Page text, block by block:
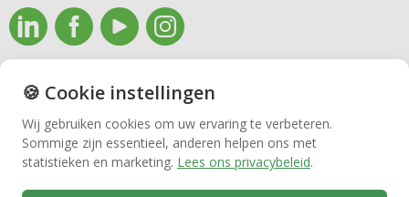
Huren
Bedrijfsmakelaardij
Vastgoedbeheer
o
w
u
info@makelaardijhoekstra.nl
Alle contactgegevens
Bekijk de laatste nieuwsbrief van Makelaardij Hoekstra
Inschrijven nieuwsbrief Makelaardij Hoekstra
🍪 Cookie instellingen
Wij gebruiken cookies om uw ervaring te verbeteren.
Sommige zijn essentieel, anderen helpen ons met
statistieken en marketing. Lees ons privacybeleid.